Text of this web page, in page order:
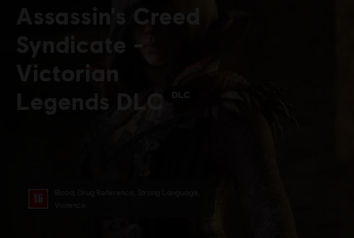
Assassin's Creed
Syndicate -
Victorian
Legends DLC
DLC